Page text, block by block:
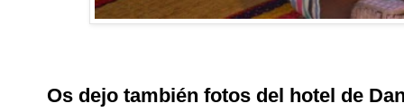
Os dejo también fotos del hotel de